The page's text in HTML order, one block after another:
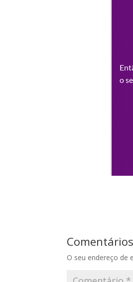
Comentários
O seu endereço de